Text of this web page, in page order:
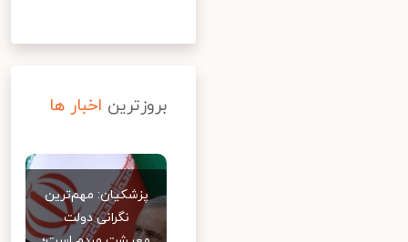
بروزترین اخبار ها
پزشکیان: مهم‌ترین
نگرانی دولت